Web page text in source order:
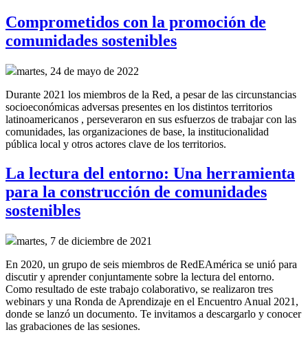
Comprometidos con la promoción de
comunidades sostenibles
martes, 24 de mayo de 2022
Durante 2021 los miembros de la Red, a pesar de las circunstancias
socioeconómicas adversas presentes en los distintos territorios
latinoamericanos , perseveraron en sus esfuerzos de trabajar con las
comunidades, las organizaciones de base, la institucionalidad
pública local y otros actores clave de los territorios.
La lectura del entorno: Una herramienta
para la construcción de comunidades
sostenibles
martes, 7 de diciembre de 2021
En 2020, un grupo de seis miembros de RedEAmérica se unió para
discutir y aprender conjuntamente sobre la lectura del entorno.
Como resultado de este trabajo colaborativo, se realizaron tres
webinars y una Ronda de Aprendizaje en el Encuentro Anual 2021,
donde se lanzó un documento. Te invitamos a descargarlo y conocer
las grabaciones de las sesiones.